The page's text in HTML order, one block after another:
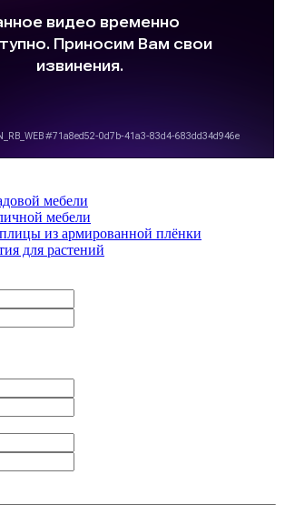
мебели
мебели
из армированной плёнки
для растений